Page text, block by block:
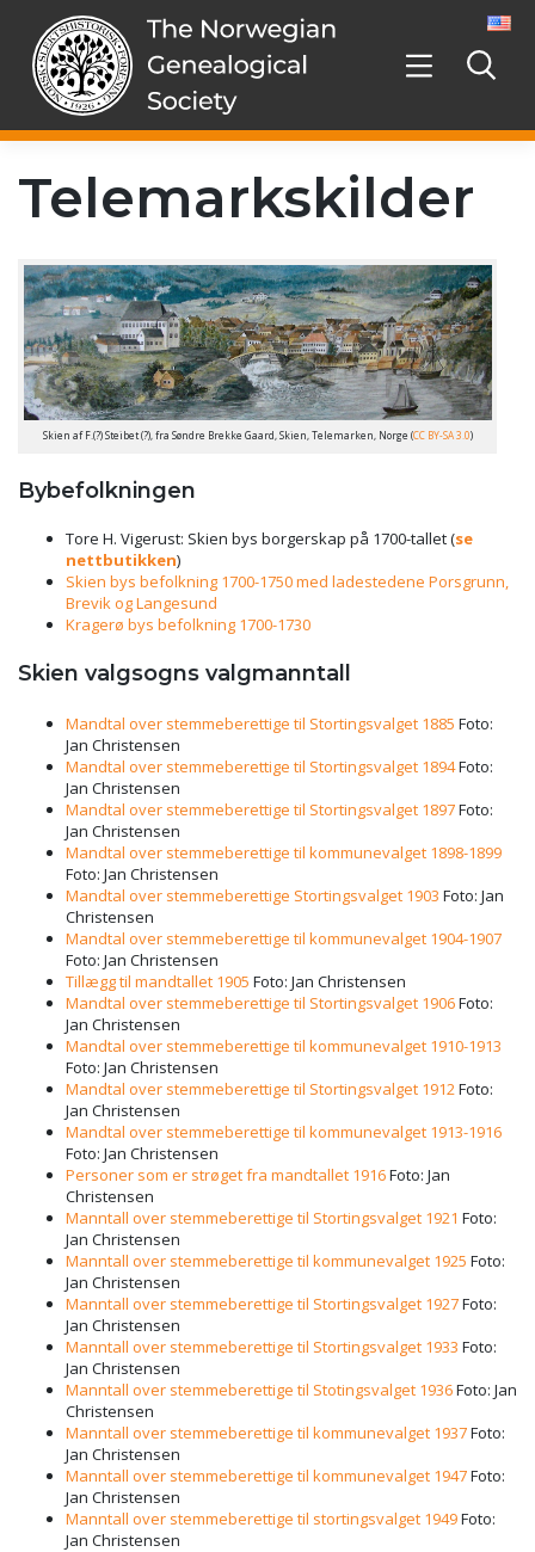
content
Telemarkskilder
Skien af F.(?) Steibet (?), fra Søndre Brekke Gaard, Skien, Telemarken, Norge (CC BY-SA 3.0)
Bybefolkningen
Tore H. Vigerust: Skien bys borgerskap på 1700-tallet (se
nettbutikken)
Skien bys befolkning 1700-1750 med ladestedene Porsgrunn,
Brevik og Langesund
Kragerø bys befolkning 1700-1730
Skien valgsogns valgmanntall
Mandtal over stemmeberettige til Stortingsvalget 1885 Foto:
Jan Christensen
Mandtal over stemmeberettige til Stortingsvalget 1894Foto:
Jan Christensen
Mandtal over stemmeberettige til Stortingsvalget 1897Foto:
Jan Christensen
Mandtal over stemmeberettige til kommunevalget 1898-1899
Foto: Jan Christensen
Mandtal over stemmeberettige Stortingsvalget 1903 Foto: Jan
Christensen
Mandtal over stemmeberettige til kommunevalget 1904-1907
Foto: Jan Christensen
Tillægg til mandtallet 1905 Foto: Jan Christensen
Mandtal over stemmeberettige til Stortingsvalget 1906Foto:
Jan Christensen
Mandtal over stemmeberettige til kommunevalget 1910-1913
Foto: Jan Christensen
Mandtal over stemmeberettige til Stortingsvalget 1912 Foto:
Jan Christensen
Mandtal over stemmeberettige til kommunevalget 1913-1916
Foto: Jan Christensen
Personer som er strøget fra mandtallet 1916Foto: Jan
Christensen
Manntall over stemmeberettige til Stortingsvalget 1921 Foto:
Jan Christensen
Manntall over stemmeberettige til kommunevalget 1925 Foto:
Jan Christensen
Manntall over stemmeberettige til Stortingsvalget 1927Foto:
Jan Christensen
Manntall over stemmeberettige til Stortingsvalget 1933 Foto:
Jan Christensen
Manntall over stemmeberettige til Stotingsvalget 1936Foto: Jan
Christensen
Manntall over stemmeberettige til kommunevalget 1937Foto:
Jan Christensen
Manntall over stemmeberettige til kommunevalget 1947Foto:
Jan Christensen
Manntall over stemmeberettige til stortingsvalget 1949Foto:
Jan Christensen